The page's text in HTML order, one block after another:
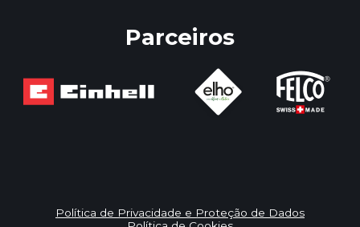
Parceiros
Política de Privacidade e Proteção de Dados